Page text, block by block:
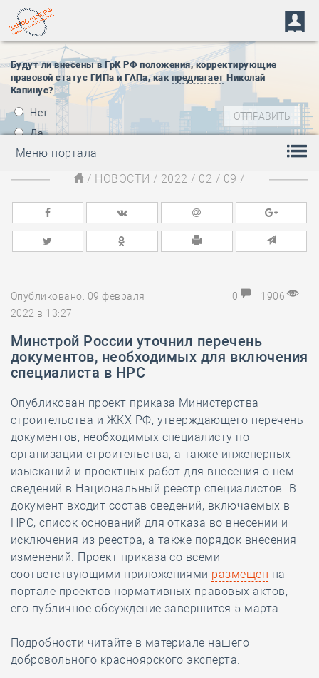
Будут ли внесены в ГрК РФ положения, корректирующие
правовой статус ГИПа и ГАПа, как предлагает Николай
Капинус?
Нет
Да
Меню портала
/ НОВОСТИ / 2022 / 02 / 09 /
Опубликовано: 09 февраля
2022 в 13:27
0 1906
Минстрой России уточнил перечень
документов, необходимых для включения
специалиста в НРС
Опубликован проект приказа Министерства
строительства и ЖКХ РФ, утверждающего перечень
документов, необходимых специалисту по
организации строительства, а также инженерных
изысканий и проектных работ для внесения о нём
сведений в Национальный реестр специалистов. В
документ входит состав сведений, включаемых в
НРС, список оснований для отказа во внесении и
исключения из реестра, а также порядок внесения
изменений. Проект приказа со всеми
соответствующими приложениями размещён на
портале проектов нормативных правовых актов,
его публичное обсуждение завершится 5 марта.
Подробности читайте в материале нашего
добровольного красноярского эксперта.